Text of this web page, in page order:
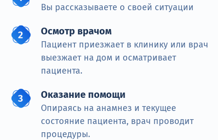
Вы рассказываете о своей ситуации
Осмотр врачом
Пациент приезжает в клинику или врач
выезжает на дом и осматривает
пациента.
Оказание помощи
Опираясь на анамнез и текущее
состояние пациента, врач проводит
процедуры.